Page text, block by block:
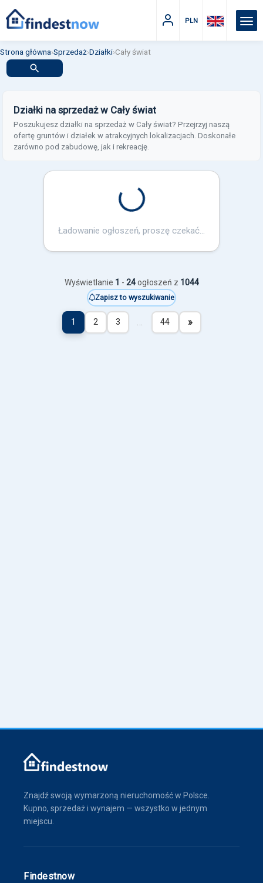
PLN
Strona główna›Sprzedaż›Działki›Cały świat
Działki na sprzedaż w Cały świat
Poszukujesz działki na sprzedaż w Cały świat? Przejrzyj naszą
ofertę gruntów i działek w atrakcyjnych lokalizacjach. Doskonałe
zarówno pod zabudowę, jak i rekreację.
Loading...
Ładowanie ogłoszeń, proszę czekać...
Wyświetlanie 1 - 24ogłoszeń z 1044
Zapisz to wyszukiwanie
1 2 3 44 »
Znajdź swoją wymarzoną nieruchomość w Polsce.
Kupno, sprzedaż i wynajem — wszystko w jednym
miejscu.
Findestnow